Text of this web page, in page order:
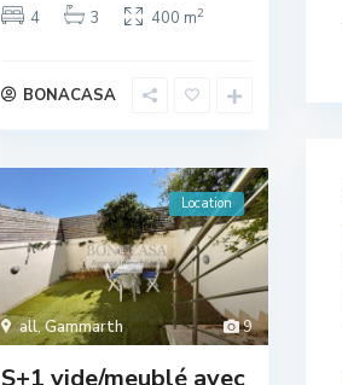
4
3 400 m2
BONACASA
9
all,Gammarth
Location
S+1 vide/meublé avec